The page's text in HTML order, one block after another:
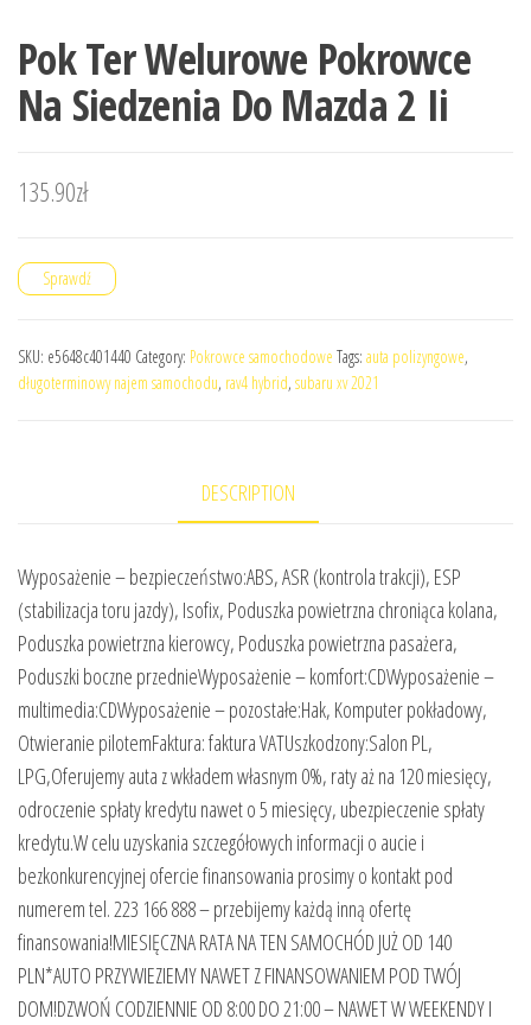
Pok Ter Welurowe Pokrowce
Na Siedzenia Do Mazda 2 Ii
135.90zł
Sprawdź
SKU: e5648c401440 Category: Pokrowce samochodowe Tags: auta polizyngowe,
długoterminowy najem samochodu, rav4 hybrid, subaru xv 2021
DESCRIPTION
Wyposażenie – bezpieczeństwo:ABS, ASR (kontrola trakcji), ESP
(stabilizacja toru jazdy), Isofix, Poduszka powietrzna chroniąca kolana,
Poduszka powietrzna kierowcy, Poduszka powietrzna pasażera,
Poduszki boczne przednieWyposażenie – komfort:CDWyposażenie –
multimedia:CDWyposażenie – pozostałe:Hak, Komputer pokładowy,
Otwieranie pilotemFaktura: faktura VATUszkodzony:Salon PL,
LPG,Oferujemy auta z wkładem własnym 0%, raty aż na 120 miesięcy,
odroczenie spłaty kredytu nawet o 5 miesięcy, ubezpieczenie spłaty
kredytu.W celu uzyskania szczegółowych informacji o aucie i
bezkonkurencyjnej ofercie finansowania prosimy o kontakt pod
numerem tel. 223 166 888 – przebijemy każdą inną ofertę
finansowania!MIESIĘCZNA RATA NA TEN SAMOCHÓD JUŻ OD 140
PLN*AUTO PRZYWIEZIEMY NAWET Z FINANSOWANIEM POD TWÓJ
DOM!DZWOŃ CODZIENNIE OD 8:00 DO 21:00 – NAWET W WEEKENDY I